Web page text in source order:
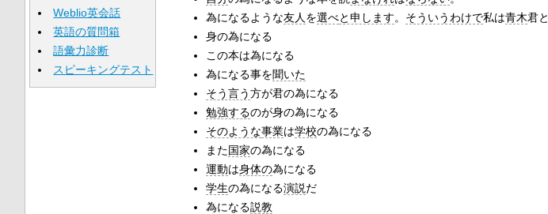
為になるような友人 を選べと申します。 そういうわけで私は青木君と
身の為になる
この本は為になる
為になる事を聞いた
そう言う方が君の為になる
勉強するのが身の為になる
そのような事業は学校の為になる
また国家の為になる
運動は身体の為になる
学生の為になる演説だ
為になる説教
Weblio英会話
英語の質問箱
語彙力診断
スピーキングテスト